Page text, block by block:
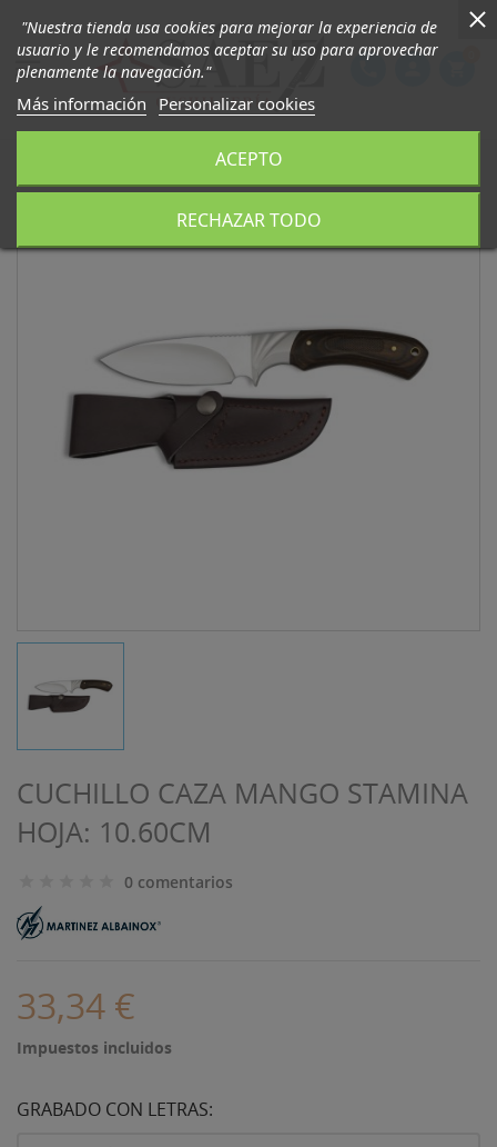

CUCHILLO CAZA MANGO STAMINA
HOJA: 10.60CM
0 comentarios
33,34 €
Impuestos incluidos
GRABADO CON LETRAS:
"Nuestra tienda usa cookies para mejorar la experiencia de
usuario y le recomendamos aceptar su uso para aprovechar
plenamente la navegación."
Más información Personalizar cookies
RECHAZAR TODO
ACEPTO